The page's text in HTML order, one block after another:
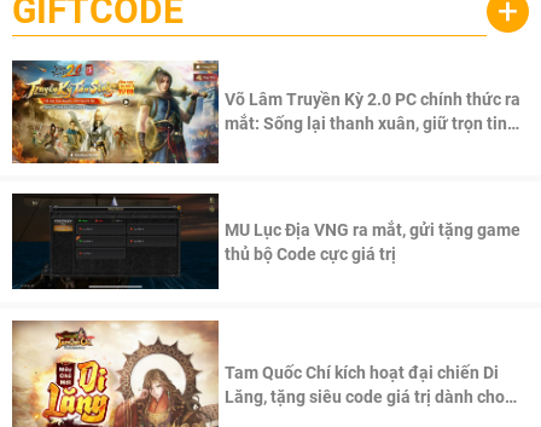
Pocketpair, Inc.
GIFTCODE +
Võ Lâm Truyền Kỳ 2.0 PC chính thức ra
mắt: Sống lại thanh xuân, giữ trọn tinh
MU Lục Địa VNG ra mắt, gửi tặng game
thủ bộ Code cực giá trị
Tam Quốc Chí kích hoạt đại chiến Di
Lăng, tặng siêu code giá trị dành cho